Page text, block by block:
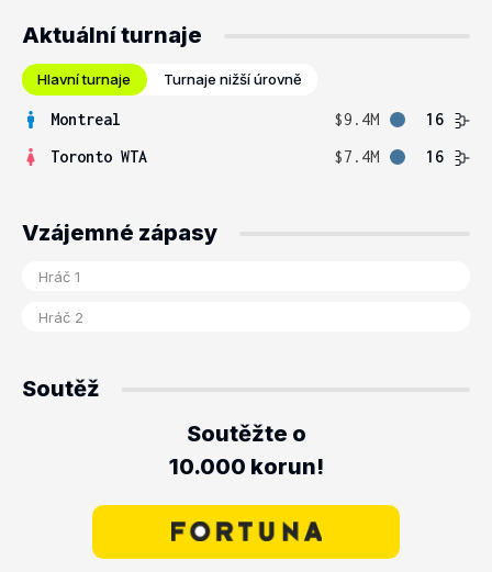
Aktuální turnaje
Hlavní turnaje Turnaje nižší úrovně
Montreal $9.4M
16
Toronto WTA
$7.4M 16
Vzájemné zápasy
Soutěž
Soutěžte o
10.000 korun!